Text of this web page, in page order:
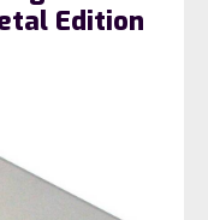
Edition